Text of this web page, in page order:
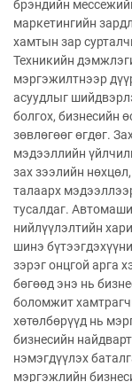
брэндийн
маркетингийн
хамтын зар
Техникийн
мэргэжилтнээр
асуудлыг
болгох, бизнесийн
зөвлөгөөг өгдөг.
мэдээллийн
зах зээлийн
талаарх
тусалдаг.
нийлүүлэлтийн
шинэ
зэрэг онцгой арга
бөгөөд энэ нь
боломжит
хөтөлбөрүүд нь
бизнесийн
нэмэгдүүлэх
мэргэжлийн